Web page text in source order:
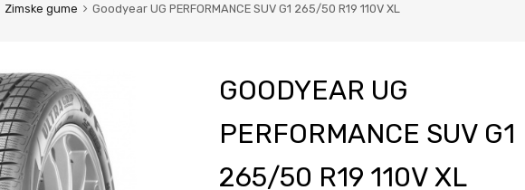
Zimske gume Goodyear UG PERFORMANCE SUV G1 265/50 R19 110V XL
GOODYEAR UG
PERFORMANCE SUV G1
265/50 R19 110V XL